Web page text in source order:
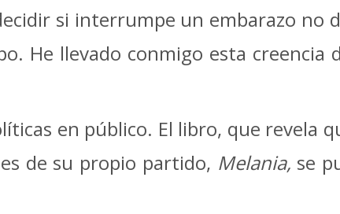
si interrumpe un embarazo no
He llevado conmigo esta creencia
en público. El libro, que revela
de su propio partido, Melania, se